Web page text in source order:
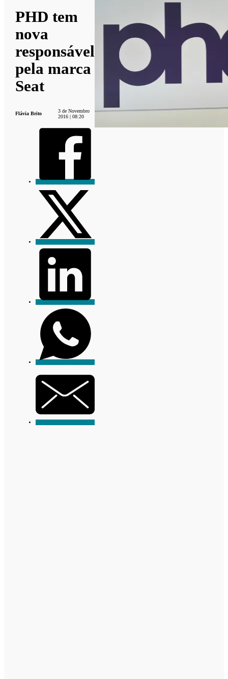
PHD tem
nova
responsável
pela marca
Seat
Flávia Brito
3 de Novembro
2016 | 08:20